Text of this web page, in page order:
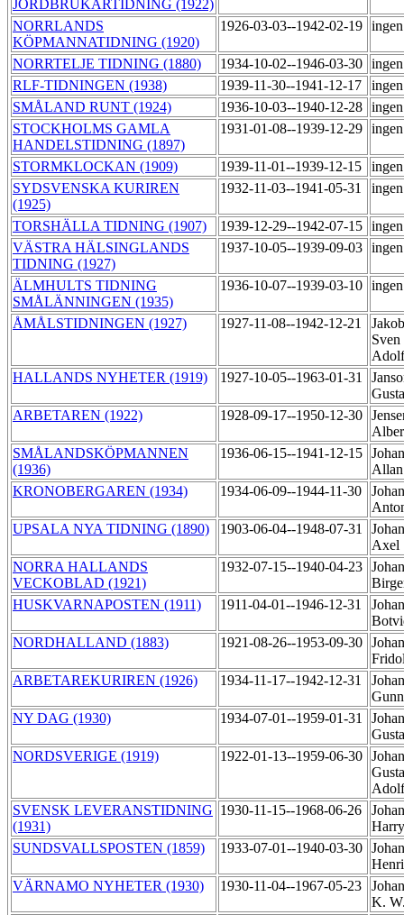
JORDBRUKARTIDNING (1922)
NORRLANDS
KÖPMANNATIDNING (1920)
1926-03-03--1942-02-19
NORRTELJE TIDNING (1880) 1934-10-02--1946-03-30
RLF-TIDNINGEN (1938)
1939-11-30--1941-12-17
SMÅLAND RUNT (1924)
1936-10-03--1940-12-28
STOCKHOLMS GAMLA
HANDELSTIDNING (1897)
1931-01-08--1939-12-29
STORMKLOCKAN (1909) 1939-11-01--1939-12-15
SYDSVENSKA KURIREN
(1925)
1932-11-03--1941-05-31
TORSHÄLLA TIDNING (1907) 1939-12-29--1942-07-15
VÄSTRA HÄLSINGLANDS
TIDNING (1927)
1937-10-05--1939-09-03
ÄLMHULTS TIDNING
SMÅLÄNNINGEN (1935)
1936-10-07--1939-03-10
ÅMÅLSTIDNINGEN (1927) 1927-11-08--1942-12-21
HALLANDS NYHETER (1919)
1927-10-05--1963-01-31
ARBETAREN (1922)
1928-09-17--1950-12-30
SMÅLANDSKÖPMANNEN
(1936)
1936-06-15--1941-12-15
KRONOBERGAREN (1934)
1934-06-09--1944-11-30
UPSALA NYA TIDNING (1890)
1903-06-04--1948-07-31
Axel
NORRA HALLANDS
VECKOBLAD (1921)
1932-07-15--1940-04-23
HUSKVARNAPOSTEN (1911)
1911-04-01--1946-12-31
NORDHALLAND (1883)
1921-08-26--1953-09-30
ARBETAREKURIREN (1926)
1934-11-17--1942-12-31
NY DAG (1930)
1934-07-01--1959-01-31
NORDSVERIGE (1919)
1922-01-13--1959-06-30
SVENSK LEVERANSTIDNING
(1931)
1930-11-15--1968-06-26
SUNDSVALLSPOSTEN (1859)
1933-07-01--1940-03-30
VÄRNAMO NYHETER (1930)
1930-11-04--1967-05-23
K.